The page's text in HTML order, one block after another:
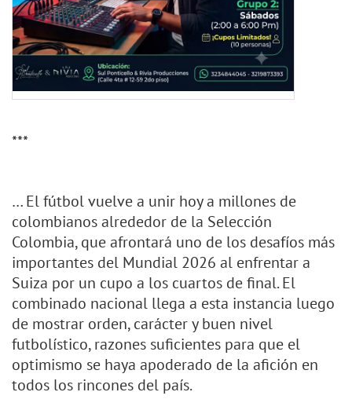
***
… El fútbol vuelve a unir hoy a millones de
colombianos alrededor de la Selección
Colombia, que afrontará uno de los desafíos más
importantes del Mundial 2026 al enfrentar a
Suiza por un cupo a los cuartos de final. El
combinado nacional llega a esta instancia luego
de mostrar orden, carácter y buen nivel
futbolístico, razones suficientes para que el
optimismo se haya apoderado de la afición en
todos los rincones del país.